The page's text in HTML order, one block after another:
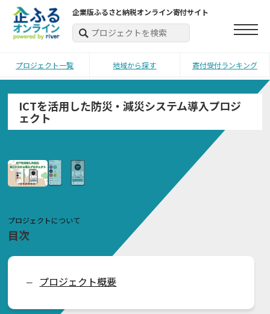
企業版ふるさと納税オンライン寄付サイト
プロジェクト一覧 地域から探す 寄付受付ランキング
ICTを活用した防災・減災システム導入プロジ
ェクト
プロジェクトについて
目次
ー プロジェクト概要